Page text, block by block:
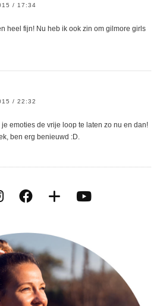
/ 17:34
heel fijn! Nu heb ik ook zin om gilmore girls
/ 22:32
emoties de vrije loop te laten zo nu en dan!
ben erg benieuwd :D.